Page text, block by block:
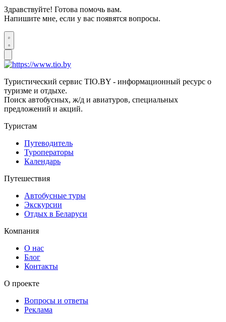
Здравствуйте! Готова помочь вам.
Напишите мне, если у вас появятся вопросы.
Туристический сервис TIO.BY - информационный ресурс о
туризме и отдыхе.
Поиск автобусных, ж/д и авиатуров, специальных
предложений и акций.
Туристам
Путеводитель
Туроператоры
Календарь
Путешествия
Автобусные туры
Экскурсии
Отдых в Беларуси
Компания
О нас
Блог
Контакты
О проекте
Вопросы и ответы
Реклама